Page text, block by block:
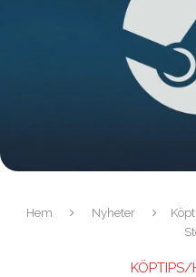
Hem Nyheter
KÖPTIPS/